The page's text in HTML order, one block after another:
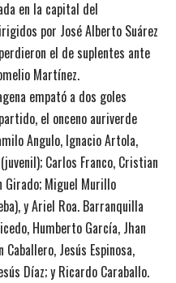
en la capital del
por José Alberto Suárez
el de suplentes ante
Martínez.
empató a dos goles
el onceno auriverde
Angulo, Ignacio Artola,
Carlos Franco, Cristian
Girado; Miguel Murillo
y Ariel Roa. Barranquilla
Humberto García, Jhan
Jesús Espinosa,
Díaz; y Ricardo Caraballo.